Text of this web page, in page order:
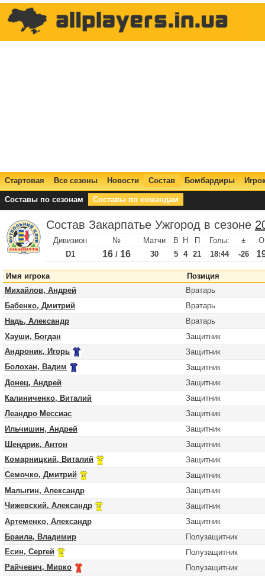
Стартовая Все сезоны Новости Состав Бомбардиры
Составы по сезонам Составы по командам
Состав Закарпатье Ужгород в сезоне
Дивизион № Матчи В Н П Голы: ±
О
D1
16/ 16 30 5 4 21 18:44 -26
Имя игрока
Позиция
Михайлов, Андрей
Вратарь
Бабенко, Дмитрий
Вратарь
Надь, Александр
Вратарь
Хауши, Богдан
Защитник
Андроник, Игорь
Защитник
Болохан, Вадим
Защитник
Донец, Андрей
Защитник
Калиниченко, Виталий
Защитник
Леандро Мессиас
Защитник
Ильчишин, Андрей
Защитник
Шендрик, Антон
Защитник
Комарницкий, Виталий
Защитник
Семочко, Дмитрий
Защитник
Малыгин, Александр
Защитник
Чижевский, Александр
Защитник
Артеменко, Александр
Защитник
Браила, Владимир
Полузащитник
Есин, Сергей
Полузащитник
Райчевич, Мирко
Полузащитник